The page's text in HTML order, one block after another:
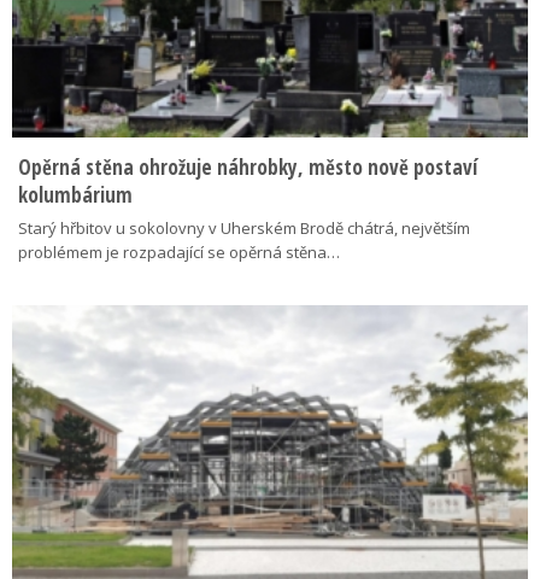
Opěrná stěna ohrožuje náhrobky, město nově postaví
kolumbárium
Starý hřbitov u sokolovny v Uherském Brodě chátrá, největším
problémem je rozpadající se opěrná stěna…